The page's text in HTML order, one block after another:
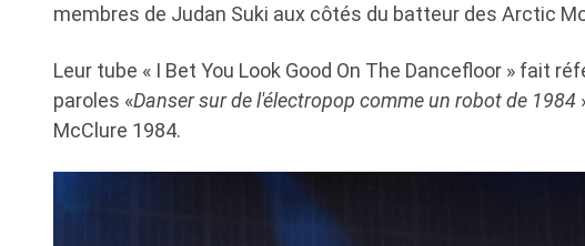
membres de Judan Suki aux côtés du batteur des Arctic
Leur tube « I Bet You Look Good On The Dancefloor » fait
paroles «Danser sur de l'électropop comme un robot de 1984
McClure 1984.